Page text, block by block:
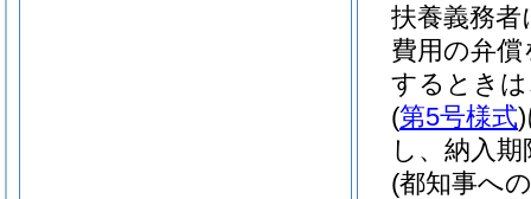
扶養義務
費用の弁
するときは
(第5号様式)
し、納入
(都知事へ